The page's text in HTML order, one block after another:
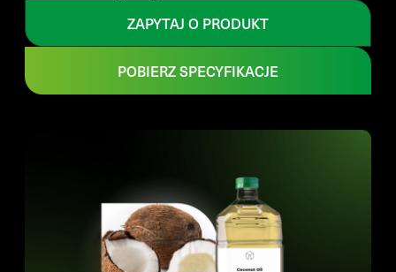
ZAPYTAJ O PRODUKT
POBIERZ SPECYFIKACJE